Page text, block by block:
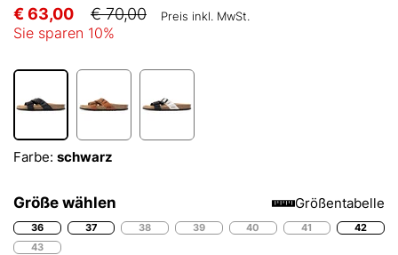
€ 63,00 € 70,00 Preis inkl. MwSt.
Sie sparen 10%
Farbe: schwarz
Größe wählen Größentabelle
36 37 38 39 40 41
42
43